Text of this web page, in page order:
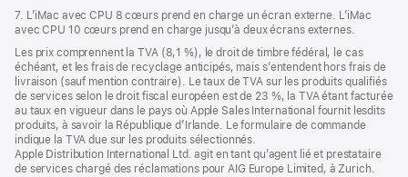
7. L’iMac avec CPU 8 cœurs prend en charge un écran externe. L’iMac
avec CPU 10 cœurs prend en charge jusqu’à deux écrans externes.
Les prix comprennent la TVA (8,1 %), le droit de timbre fédéral, le cas
échéant, et les frais de recyclage anticipés, mais s’entendent hors frais de
livraison (sauf mention contraire). Le taux de TVA sur les produits qualifiés
de services selon le droit fiscal européen est de 23 %, la TVA étant facturée
au taux en vigueur dans le pays où Apple Sales International fournit lesdits
produits, à savoir la République d’Irlande. Le formulaire de commande
indique la TVA due sur les produits sélectionnés.
Apple Distribution International Ltd. agit en tant qu’agent lié et prestataire
de services chargé des réclamations pour AIG Europe Limited, à Zurich.